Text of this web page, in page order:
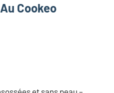
Cookeo